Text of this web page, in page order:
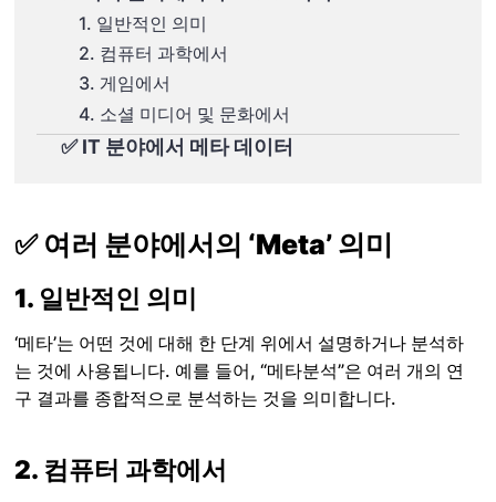
1. 일반적인 의미
2. 컴퓨터 과학에서
3. 게임에서
4. 소셜 미디어 및 문화에서
✅ IT 분야에서 메타 데이터
✅ 여러 분야에서의 ‘Meta’ 의미
1. 일반적인 의미
‘메타’는 어떤 것에 대해 한 단계 위에서 설명하거나 분석하
는 것에 사용됩니다. 예를 들어, “메타분석”은 여러 개의 연
구 결과를 종합적으로 분석하는 것을 의미합니다.
2. 컴퓨터 과학에서